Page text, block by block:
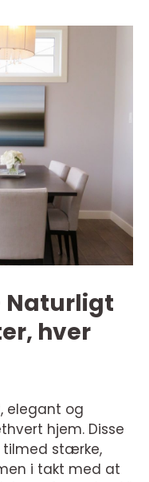
Naturligt
hver
elegant og
hjem. Disse
tilmed stærke,
i takt med at